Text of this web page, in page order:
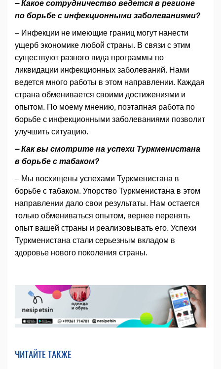
– Какое сотрудничество ведется в регионе
по борьбе с инфекционными заболеваниями?
– Инфекции не имеющие границ могут нанести
ущерб экономике любой страны. В связи с этим
существуют разного вида программы по
ликвидации инфекционных заболеваний. Нами
ведется много работы в этом направлении. Каждая
страна обменивается своими достижениями и
опытом. По моему мнению, поэтапная работа по
борьбе с инфекционными заболеваниями позволит
улучшить ситуацию.
– Как вы смотрите на успехи Туркменистана
в борьбе с табаком?
– Мы восхищены успехами Туркменистана в
борьбе с табаком. Упорство Туркменистана в этом
направлении дало свои результаты. Нам остается
только обмениваться опытом, вернее перенять
опыт вашей страны и реализовывать его. Успехи
Туркменистана стали серьезным вкладом в
здоровье нового поколения страны.
ЧИТАЙТЕ ТАКЖЕ